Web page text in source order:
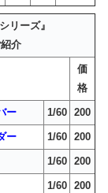
リーズ』
介
価
格
ー 1/60 200
ー 1/60 200
1/60 200
1/60 200